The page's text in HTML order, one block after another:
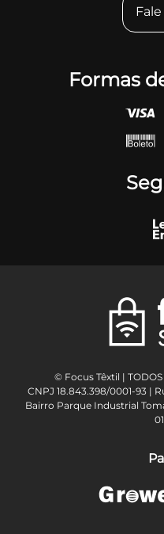
Formas
© Focus Têxtil | TODOS
CNPJ 18.843.398/0001-93 |
Bairro Parque Industrial